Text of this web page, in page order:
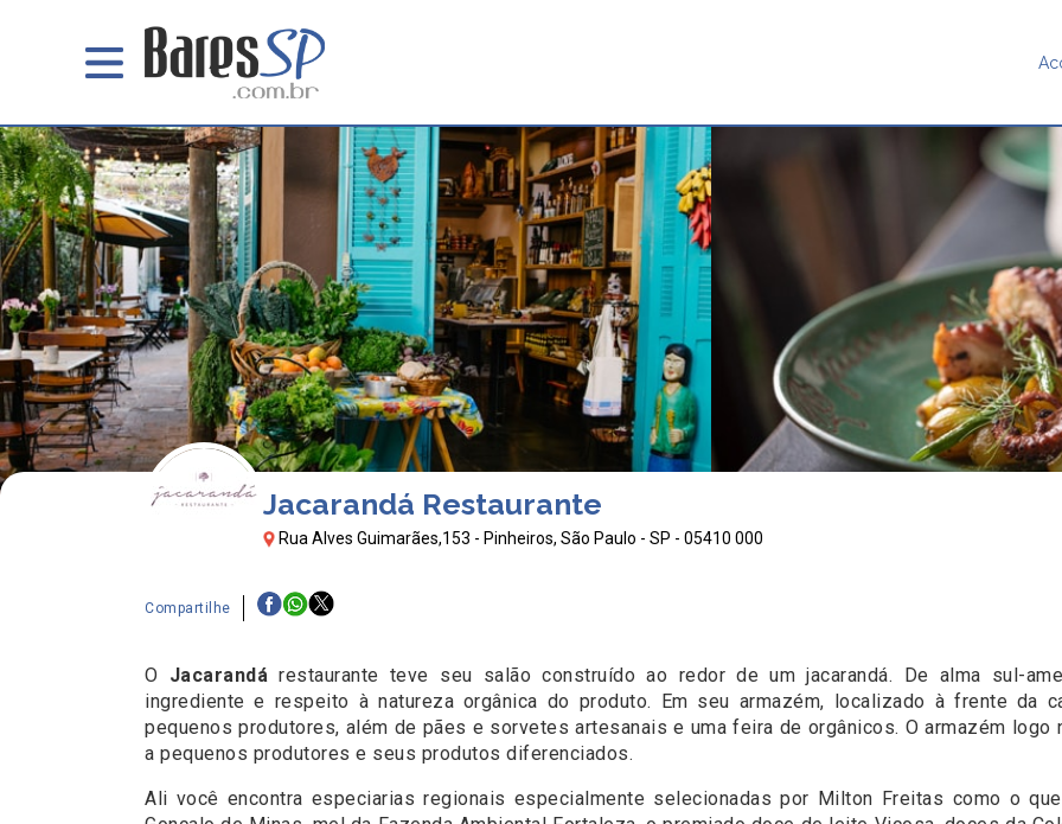
Jacarandá Restaurante
Rua Alves Guimarães,153 - Pinheiros, São Paulo - SP - 05410 000
Compartilhe
O Jacarandá restaurante teve seu salão construído ao redor de um jacarandá. De alma sul-
ingrediente e respeito à natureza orgânica do produto. Em seu armazém, localizado à frente da
pequenos produtores, além de pães e sorvetes artesanais e uma feira de orgânicos. O armazém logo
a pequenos produtores e seus produtos diferenciados.
Ali você encontra especiarias regionais especialmente selecionadas por Milton Freitas como o